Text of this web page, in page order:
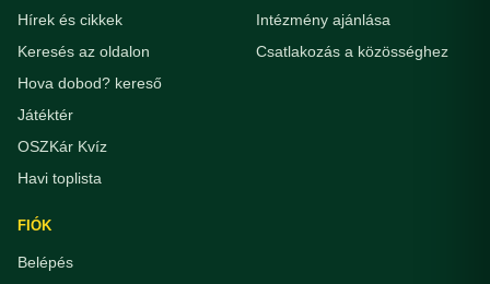
Hírek és cikkek
Keresés az oldalon
Hova dobod? kereső
Játéktér
OSZKár Kvíz
Havi toplista
Intézmény ajánlása
Csatlakozás a közösséghez
FIÓK
Belépés